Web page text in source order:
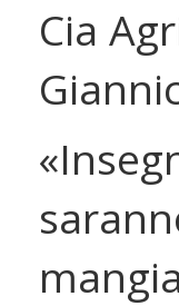
Cia